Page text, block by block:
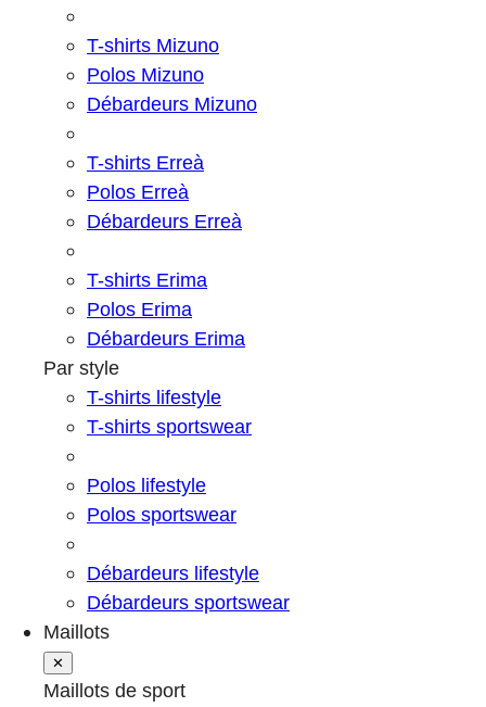
T-shirts Mizuno
Polos Mizuno
Débardeurs Mizuno
T-shirts Erreà
Polos Erreà
Débardeurs Erreà
T-shirts Erima
Polos Erima
Débardeurs Erima
Par style
T-shirts lifestyle
T-shirts sportswear
Polos lifestyle
Polos sportswear
Débardeurs lifestyle
Débardeurs sportswear
Maillots
✕
Maillots de sport